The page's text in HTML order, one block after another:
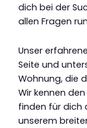
dich bei der
allen Fragen
Unser
Seite und
Wohnung, die
Wir kennen
finden für dich
unserem